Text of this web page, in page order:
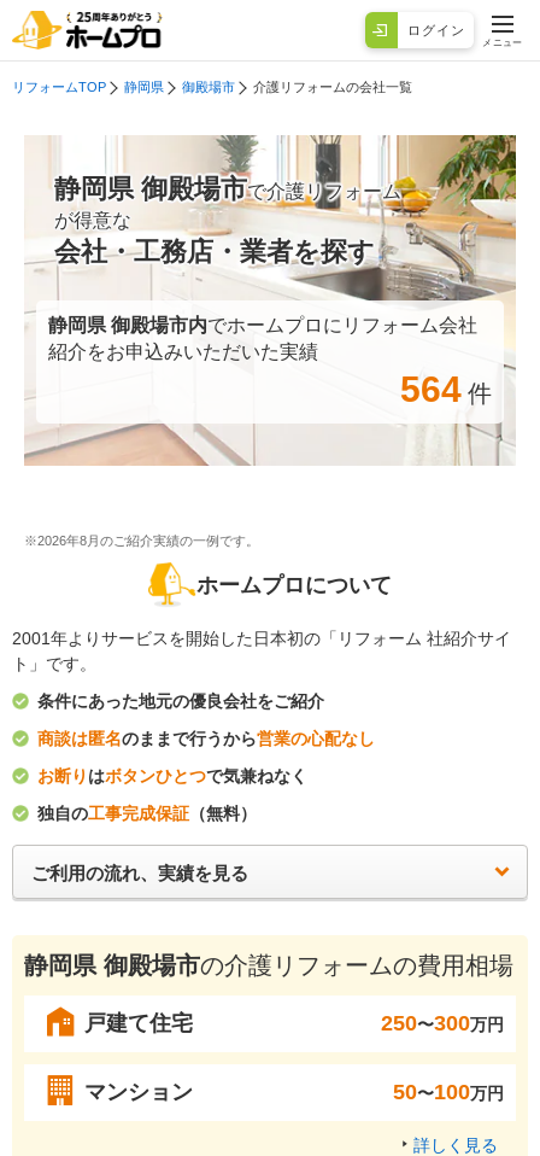
ログイン
メニュー
リフォームTOP 静岡県 御殿場市 介護リフォームの会社一覧
静岡県 御殿場市で介護リフォーム
が得意な
会社・工務店・業者を探す
静岡県 御殿場市内でホームプロにリフォーム会社
紹介をお申込みいただいた実績
564 件
※2026年8月のご紹介実績の一例です。
ホームプロについて
2001年よりサービスを開始した日本初の「リフォーム 社紹介サイ
ト」です。
条件にあった地元の優良会社をご紹介
商談は匿名のままで行うから営業の心配なし
お断り はボタンひとつで気兼ねなく
独自の工事完成保証 （無料）
ご利用の流れ、実績を見る
静岡県 御殿場市の介護リフォームの費用相場
戸建て住宅 250〜300万円
マンション 50〜100万円
詳しく見る